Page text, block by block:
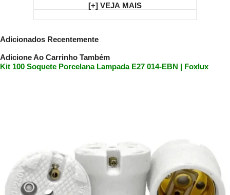
[+] VEJA MAIS
Adicionados Recentemente
Adicione Ao Carrinho Também
Kit 100 Soquete Porcelana Lampada E27 014-EBN | Foxlux